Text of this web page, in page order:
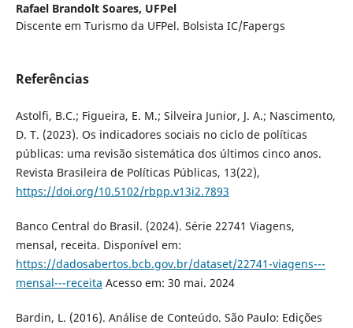
Rafael Brandolt Soares, UFPel
Discente em Turismo da UFPel. Bolsista IC/Fapergs
Referências
Astolfi, B.C.; Figueira, E. M.; Silveira Junior, J. A.; Nascimento,
D. T. (2023). Os indicadores sociais no ciclo de políticas
públicas: uma revisão sistemática dos últimos cinco anos.
Revista Brasileira de Políticas Públicas, 13(22),
https://doi.org/10.5102/rbpp.v13i2.7893
Banco Central do Brasil. (2024). Série 22741 Viagens,
mensal, receita. Disponível em:
https://dadosabertos.bcb.gov.br/dataset/22741-viagens---
mensal---receita Acesso em: 30 mai. 2024
Bardin, L. (2016). Análise de Conteúdo. São Paulo: Edições